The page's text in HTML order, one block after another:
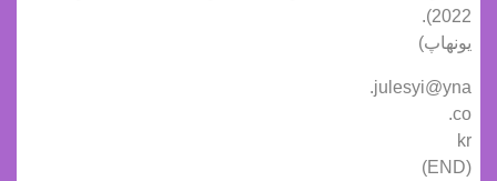
2022).
یونهاپ)
julesyi@yna.
co.
kr
(END)